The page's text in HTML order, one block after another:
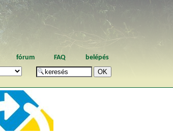
fórum FAQ belépés